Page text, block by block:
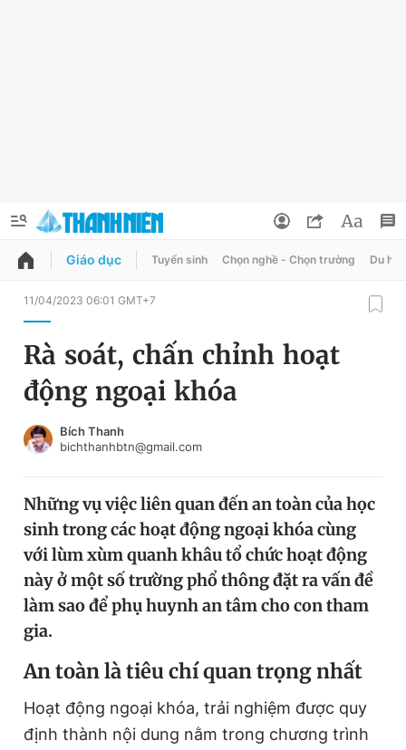
QUẢNG CÁO ĐẶT BÁO
Chuyên mục
Chuyên mục khác
Tin thị trường Tin 360
Video Magazine
Sản phẩm khác
Tiện ích Bạn cần biết
Thông tin tòa soạn Liên hệ quảng cáo
Đổi mật khẩu
Tin đã lưu
Tin đã xem
Đăng xuất
Giáo dục Tuyển sinh Chọn nghề - Chọn trường Du học
11/04/2023 06:01 GMT+7
Rà soát, chấn chỉnh hoạt
động ngoại khóa
Bích Thanh
bichthanhbtn@gmail.com
Những vụ việc liên quan đến an toàn của học
sinh trong các hoạt động ngoại khóa cùng
với lùm xùm quanh khâu tổ chức hoạt động
này ở một số trường phổ thông đặt ra vấn đề
làm sao để phụ huynh an tâm cho con tham
gia.
An toàn là tiêu chí quan trọng nhất
Hoạt động ngoại khóa, trải nghiệm được quy
định thành nội dung nằm trong chương trình